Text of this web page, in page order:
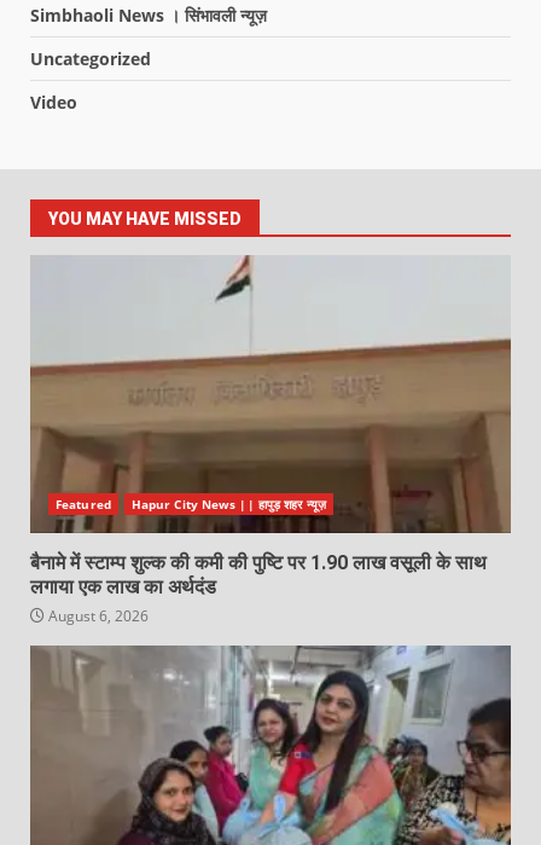
Simbhaoli News । सिंभावली न्यूज़
Uncategorized
Video
YOU MAY HAVE MISSED
Featured Hapur City News || हापुड़ शहर न्यूज़
बैनामे में स्टाम्प शुल्क की कमी की पुष्टि पर 1.90 लाख वसूली के साथ
लगाया एक लाख का अर्थदंड
August 6, 2026